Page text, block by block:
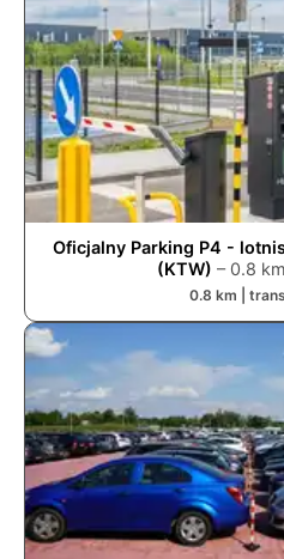
Oficjalny Parking P4 -
(KTW) – 0.8
0.8 km |